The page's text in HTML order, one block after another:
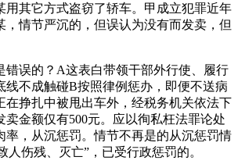
用其它方式盗窃了轿车。甲成立犯罪近年
，情节严沉的，但误认为没有而发卖，但
误的？A这表白带领干部外行使、履行
线不成触碰B按照律例惩办，即便不送病
在挣扎中被甩出车外，经税务机关依法下
卖金额仅有500元。应以徇私枉法罪论处
率，从沉惩罚。情节不再是的从沉惩罚情
人伤残、灭亡”，已受行政惩罚的。